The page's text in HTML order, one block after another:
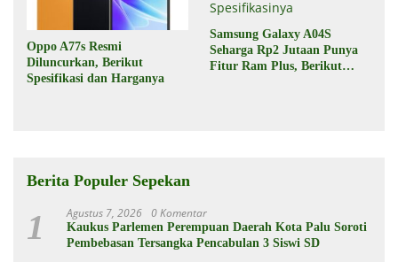
Oppo A77s Resmi
Diluncurkan, Berikut
Spesifikasi dan Harganya
Samsung Galaxy A04S
Seharga Rp2 Jutaan Punya
Fitur Ram Plus, Berikut
Berita Populer Sepekan
1 Agustus 7, 2026 0 Komentar
Kaukus Parlemen Perempuan Daerah Kota Palu Soroti
Pembebasan Tersangka Pencabulan 3 Siswi SD